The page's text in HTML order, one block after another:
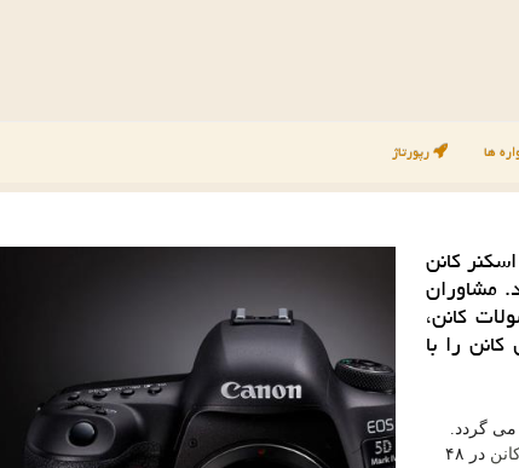
ها رپورتاژ
كانن
مشاوران
كانن،
را با
می گردد.
در ۴۸